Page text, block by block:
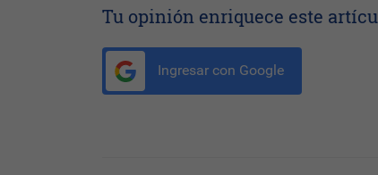
Tu opinión enriquece este
Ingresar con Google